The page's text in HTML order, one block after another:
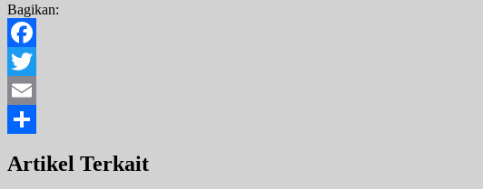
Bagikan:
Facebook
Twitter
Email
Artikel Terkait